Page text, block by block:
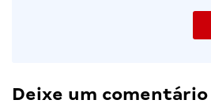
Deixe um comentário